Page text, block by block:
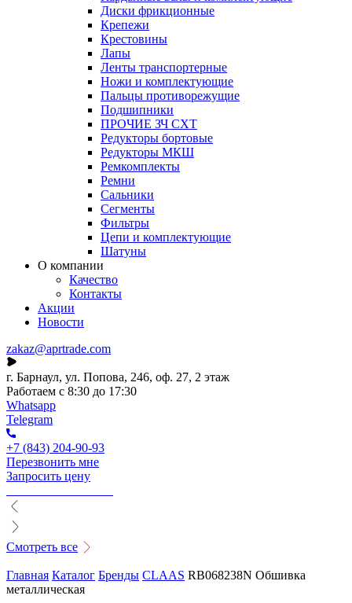
Диски фрикционные
Крепежи
Крестовины
Лапы
Ленты транспортерные
Ножи и комплектующие
Пальцы противорежущие
Подшипники
ПРОЧИЕ ЗЧ СХТ
Редукторы бортовые
Редукторы МКШ
Ремкомплекты
Ремни
Сальники
Сегменты
Фильтры
Цепи и комплектующие
Шатуны
О компании
Качество
Контакты
Акции
Новости
zakaz@aprtrade.com
г. Барнаул, ул. Попова, 246, оф. 27, 2 этаж
Работаем с 8:30 до 17:30
Whatsapp
Telegram
+7 (843) 204-90-93
Перезвонить мне
Запросить цену
Смотреть все
Главная Каталог Бренды CLAAS RB068238N Обшивка
металлическая